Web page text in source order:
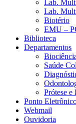
Lab.
Lab.
Biotério
EMU –
Biblioteca
Departamentos
Saúde
Prótese e
Ponto
Webmail
Ouvidoria